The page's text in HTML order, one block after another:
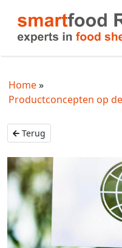
Home
Productconcepten op
Terug